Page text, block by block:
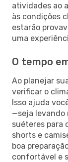
atividades ao
às condições
estarão
uma
O tempo
Ao planejar
verificar o
Isso ajuda
—seja levando
suéteres para
shorts e
boa
confortável e